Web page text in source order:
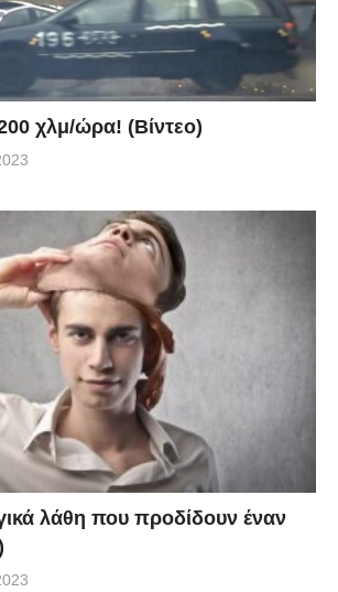
χλμ/ώρα! (Βίντεο)
λάθη που προδίδουν έναν